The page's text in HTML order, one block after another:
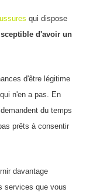
qui dispose
d'avoir un
d'être légitime
n'en a pas. En
du temps
prêts à consentir
davantage
services que vous